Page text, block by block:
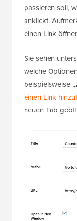
passieren soll,
anklickt.
einen Link
Sie sehen
welche
beispielsweise
einen Link
neuen Tab